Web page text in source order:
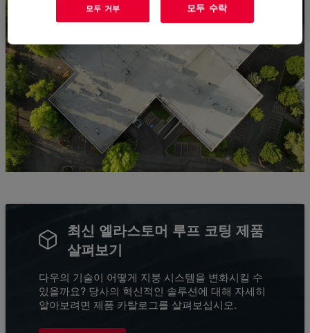
최신 엘라스토머 루프 코팅 제품
살펴보기
다우의 기술이 어떻게 지붕 시스템을 변화시킬 수
있을까요? 당사의 혁신적인 솔루션에 대해 자세히
알아보려면 제품 카탈로그를 살펴보십시오.
모두 거부 모두 수락